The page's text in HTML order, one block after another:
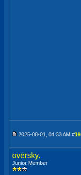
2025-08-01, 04:33 AM #19
oversky.
Junior Member